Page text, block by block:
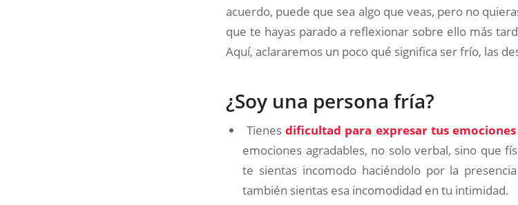
acuerdo, puede que sea algo que veas, pero no
que te hayas parado a reflexionar sobre ello más
Aquí, aclararemos un poco qué significa ser frío, las
¿Soy una persona fría?
Tienes dificultad para expresar tus emociones
emociones agradables, no solo verbal, sino que
te sientas incomodo haciéndolo por la
también sientas esa incomodidad en tu intimidad.